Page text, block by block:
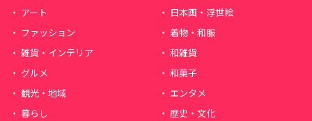
アート
日本画・浮世絵
ファッション
着物・和服
雑貨・インテリア
和雑貨
グルメ
和菓子
観光・地域
エンタメ
暮らし
歴史・文化